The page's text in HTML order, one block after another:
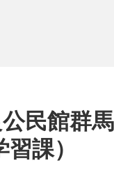
民館群
課）